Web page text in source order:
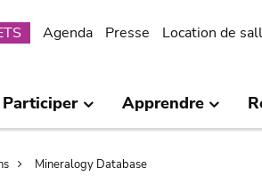
Agenda Presse Location de
Participer Apprendre
Mineralogy Database